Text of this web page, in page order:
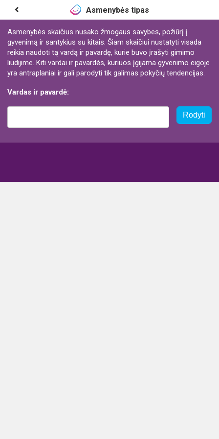
Asmenybės tipas
Asmenybės skaičius nusako žmogaus savybes, požiūrį į
gyvenimą ir santykius su kitais. Šiam skaičiui nustatyti visada
reikia naudoti tą vardą ir pavardę, kurie buvo įrašyti gimimo
liudijime. Kiti vardai ir pavardės, kuriuos įgijama gyvenimo eigoje
yra antraplaniai ir gali parodyti tik galimas pokyčių tendencijas.
Vardas ir pavardė:
Rodyti